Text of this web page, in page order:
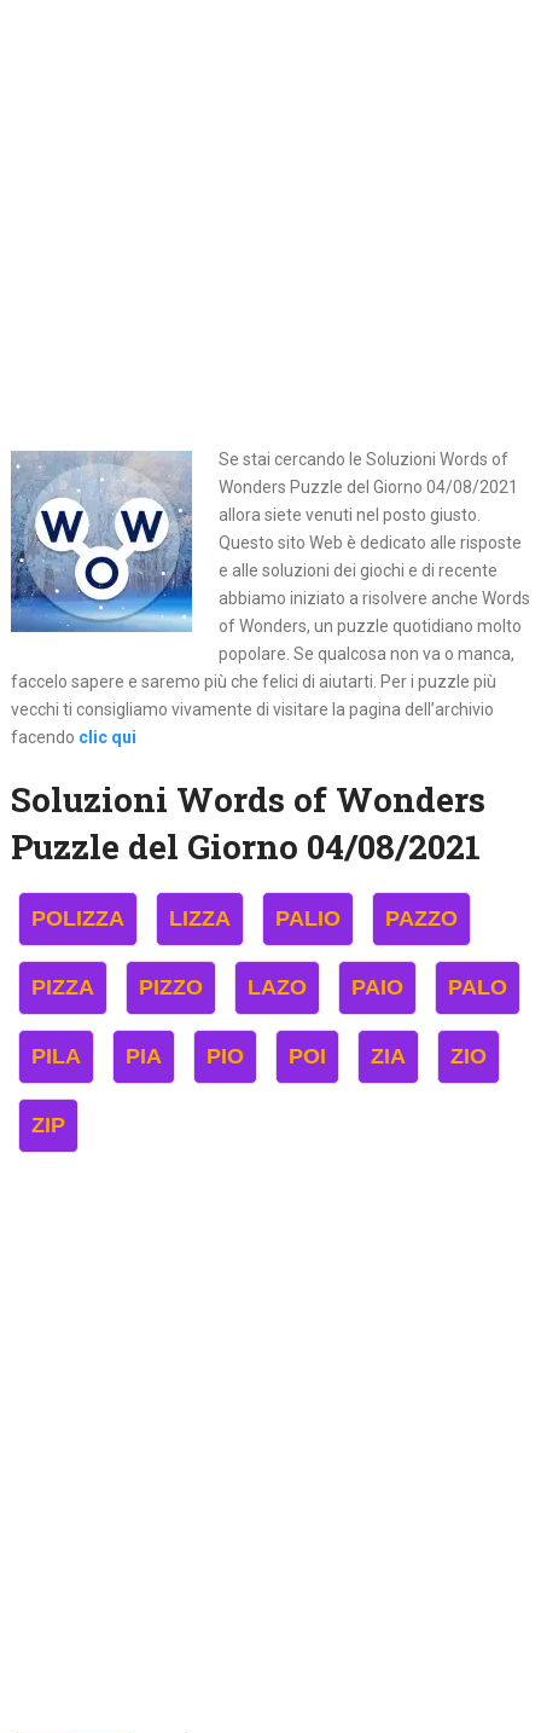
Se stai cercando le Soluzioni Words of
Wonders Puzzle del Giorno 04/08/2021
allora siete venuti nel posto giusto.
Questo sito Web è dedicato alle risposte
e alle soluzioni dei giochi e di recente
abbiamo iniziato a risolvere anche Words
of Wonders, un puzzle quotidiano molto
popolare. Se qualcosa non va o manca,
faccelo sapere e saremo più che felici di aiutarti. Per i puzzle più
vecchi ti consigliamo vivamente di visitare la pagina dell’archivio
facendo clic qui
Soluzioni Words of Wonders
Puzzle del Giorno 04/08/2021
POLIZZA LIZZA PALIO PAZZO
PIZZA PIZZO LAZO PAIO PALO
PILA PIA PIO POI ZIA ZIO
ZIP